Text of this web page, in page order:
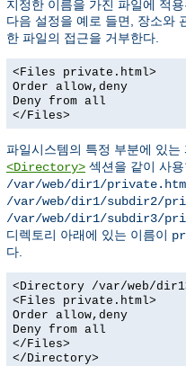
지정한 이름을 가진 파일에 적
다음 설정을 예로 들면, 장소와
한 파일의 접근을 거부한다.
<Files private.html>
Order allow,deny
Deny from all
</Files>
파일시스템의 특정 부분에 있는
<Directory> 섹션을 같이 사
/var/web/dir1/
/var/web/dir1/subdir2/
/var/web/dir1/subdir3/
디렉토리 아래에 있는 이름이
다.
<Directory /var/web/
<Files private.html>
Order allow,deny
Deny from all
</Files>
</Directory>